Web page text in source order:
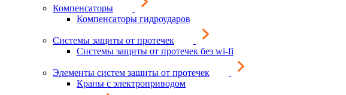
Компенсаторы
Компенсаторы гидроударов
Системы защиты от протечек
Системы защиты от протечек без wi-fi
Элементы систем защиты от протечек
Краны с электроприводом